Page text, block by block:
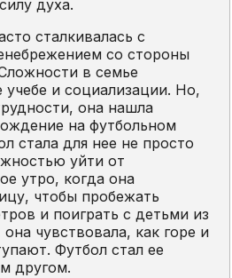
духа.
сталкивалась с
со стороны
в семье
учебе и социализации. Но,
она нашла
на футбольном
стала для нее не просто
уйти от
утро, когда она
чтобы пробежать
и поиграть с детьми из
чувствовала, как горе и
Футбол стал ее
другом.